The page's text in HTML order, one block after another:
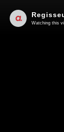
Watching this